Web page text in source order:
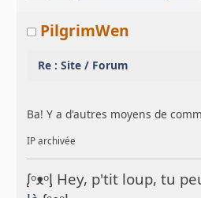
PilgrimWen
Re : Site / Forum
Ba! Y a d'autres moyens de
IP archivée
ᶘᵒᴥᵒᶅ Hey, p'tit loup, tu